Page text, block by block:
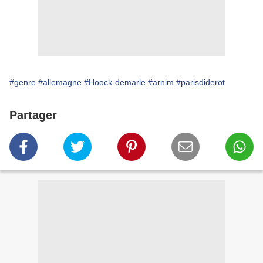
#genre #allemagne #Hoock-demarle #arnim #parisdiderot
Partager